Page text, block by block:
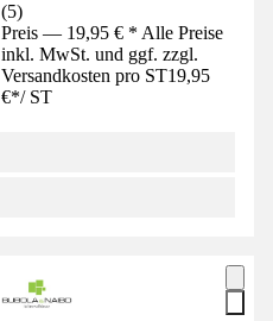
(5)
Preis — 19,95 € * Alle Preise
inkl. MwSt. und ggf. zzgl.
Versandkosten pro ST19,95
€*/ ST